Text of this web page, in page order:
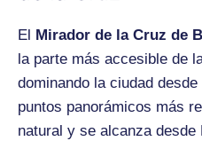
El Mirador de la Cruz de
la parte más accesible de
dominando la ciudad
puntos panorámicos más
natural y se alcanza